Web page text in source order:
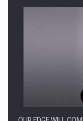
Producatorii si